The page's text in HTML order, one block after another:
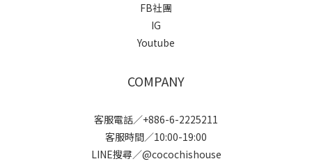
FB社團
IG
Youtube
COMPANY
客服電話／+886-6-2225211
客服時間／10:00-19:00
LINE搜尋／@cocochishouse